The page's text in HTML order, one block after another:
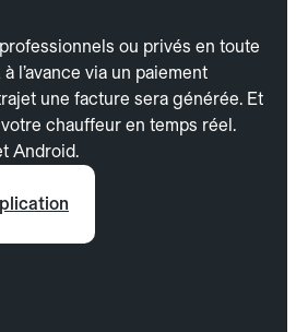
ou privés en toute
l’avance via un paiement
une facture sera générée. Et
chauffeur en temps réel.
Android.